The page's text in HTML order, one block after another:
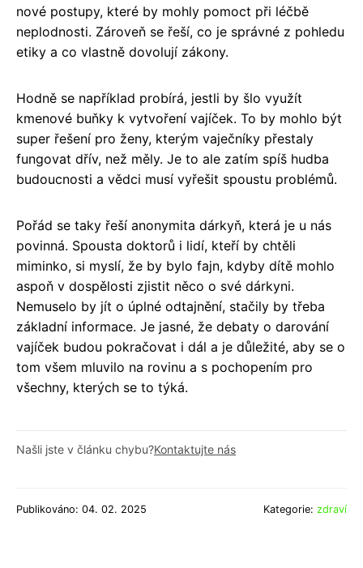
nové postupy, které by mohly pomoct při léčbě
neplodnosti. Zároveň se řeší, co je správné z pohledu
etiky a co vlastně dovolují zákony.
Hodně se například probírá, jestli by šlo využít
kmenové buňky k vytvoření vajíček. To by mohlo být
super řešení pro ženy, kterým vaječníky přestaly
fungovat dřív, než měly. Je to ale zatím spíš hudba
budoucnosti a vědci musí vyřešit spoustu problémů.
Pořád se taky řeší anonymita dárkyň, která je u nás
povinná. Spousta doktorů i lidí, kteří by chtěli
miminko, si myslí, že by bylo fajn, kdyby dítě mohlo
aspoň v dospělosti zjistit něco o své dárkyni.
Nemuselo by jít o úplné odtajnění, stačily by třeba
základní informace. Je jasné, že debaty o darování
vajíček budou pokračovat i dál a je důležité, aby se o
tom všem mluvilo na rovinu a s pochopením pro
všechny, kterých se to týká.
Našli jste v článku chybu?Kontaktujte nás
Publikováno: 04. 02. 2025 Kategorie: zdraví